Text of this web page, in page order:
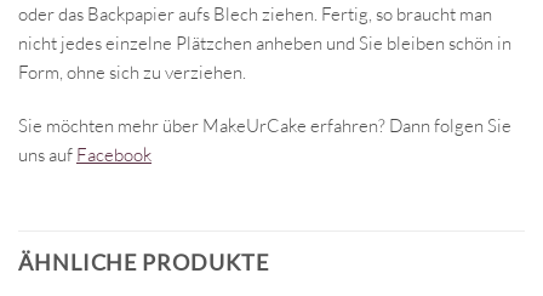
oder das Backpapier aufs Blech ziehen. Fertig, so braucht man
nicht jedes einzelne Plätzchen anheben und Sie bleiben schön in
Form, ohne sich zu verziehen.
Sie möchten mehr über MakeUrCake erfahren? Dann folgen Sie
uns auf Facebook
ÄHNLICHE PRODUKTE